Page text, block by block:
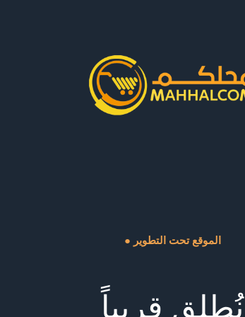
● الموقع تحت التطوير
نُطلق قريباً